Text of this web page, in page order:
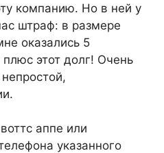
компанию. Но в ней у
штраф: в размере
оказались 5
этот долг! Очень
аппе или
указанного